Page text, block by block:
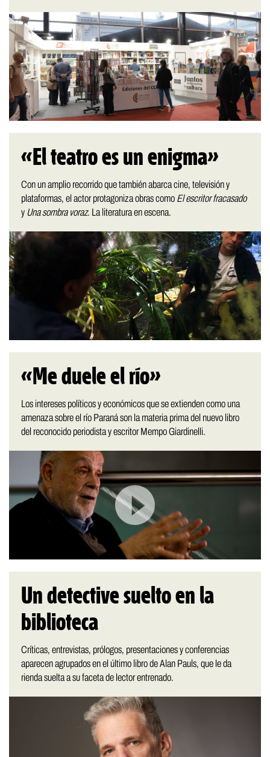
«El teatro es un enigma»
Con un amplio recorrido que también abarca cine, televisión y
plataformas, el actor protagoniza obras como El escritor fracasado
y Una sombra voraz. La literatura en escena.
«Me duele el río»
Los intereses políticos y económicos que se extienden como una
amenaza sobre el río Paraná son la materia prima del nuevo libro
del reconocido periodista y escritor Mempo Giardinelli.
Un detective suelto en la
biblioteca
Críticas, entrevistas, prólogos, presentaciones y conferencias
aparecen agrupados en el último libro de Alan Pauls, que le da
rienda suelta a su faceta de lector entrenado.